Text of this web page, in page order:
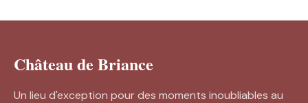
Château de Briance
Un lieu d'exception pour des moments inoubliables au